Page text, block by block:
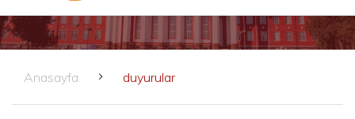
Anasayfa duyurular